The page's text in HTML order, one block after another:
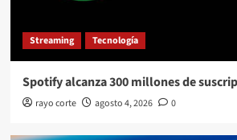
Streaming Tecnología
Spotify alcanza 300 millones de
rayo corte agosto 4, 2026 0